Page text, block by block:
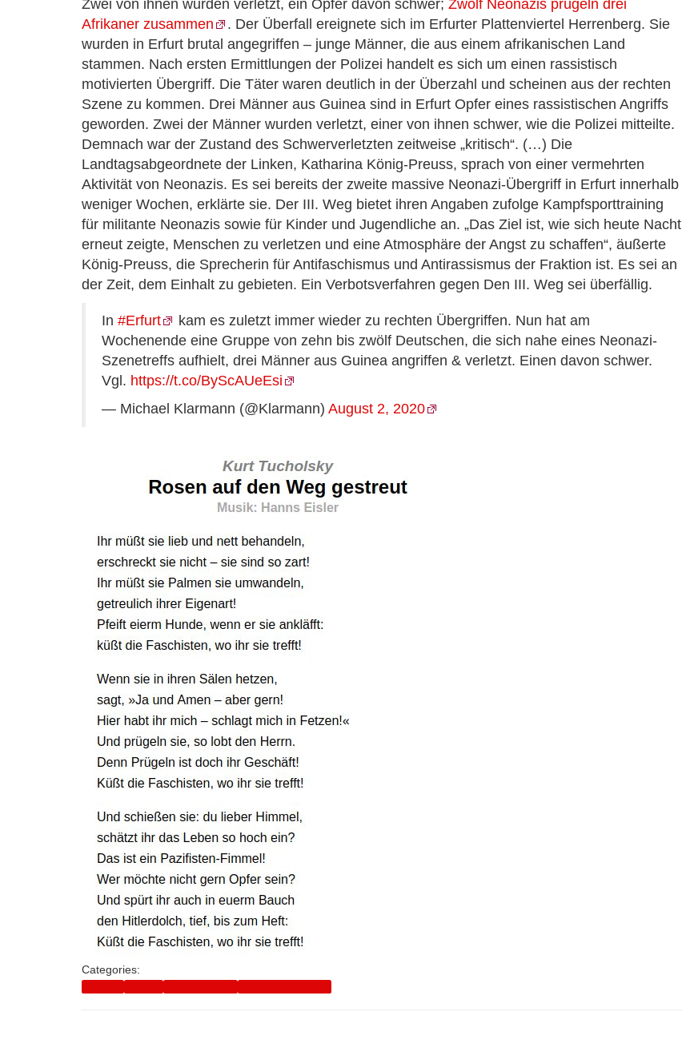
Zwei von ihnen wurden verletzt, ein Opfer davon schwer; Zwölf Neonazis prügeln drei
Afrikaner zusammen
. Der Überfall ereignete sich im Erfurter Plattenviertel Herrenberg. Sie
wurden in Erfurt brutal angegriffen – junge Männer, die aus einem afrikanischen Land
stammen. Nach ersten Ermittlungen der Polizei handelt es sich um einen rassistisch
motivierten Übergriff. Die Täter waren deutlich in der Überzahl und scheinen aus der rechten
Szene zu kommen. Drei Männer aus Guinea sind in Erfurt Opfer eines rassistischen Angriffs
geworden. Zwei der Männer wurden verletzt, einer von ihnen schwer, wie die Polizei mitteilte.
Demnach war der Zustand des Schwerverletzten zeitweise „kritisch“. (…) Die
Landtagsabgeordnete der Linken, Katharina König-Preuss, sprach von einer vermehrten
Aktivität von Neonazis. Es sei bereits der zweite massive Neonazi-Übergriff in Erfurt innerhalb
weniger Wochen, erklärte sie. Der III. Weg bietet ihren Angaben zufolge Kampfsporttraining
für militante Neonazis sowie für Kinder und Jugendliche an. „Das Ziel ist, wie sich heute Nacht
erneut zeigte, Menschen zu verletzen und eine Atmosphäre der Angst zu schaffen“, äußerte
König-Preuss, die Sprecherin für Antifaschismus und Antirassismus der Fraktion ist. Es sei an
der Zeit, dem Einhalt zu gebieten. Ein Verbotsverfahren gegen Den III. Weg sei überfällig.
In #Erfurt
kam es zuletzt immer wieder zu rechten Übergriffen. Nun hat am
Wochenende eine Gruppe von zehn bis zwölf Deutschen, die sich nahe eines Neonazi-
Szenetreffs aufhielt, drei Männer aus Guinea angriffen & verletzt. Einen davon schwer.
Vgl. https://t.co/ByScAUeEsi
— Michael Klarmann (@Klarmann) August 2, 2020
Categories: